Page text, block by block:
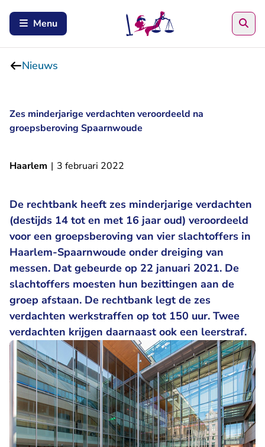
Menu
Nieuws
Zes minderjarige verdachten veroordeeld na
groepsberoving Spaarnwoude
Haarlem | 3 februari 2022
De rechtbank heeft zes minderjarige verdachten
(destijds 14 tot en met 16 jaar oud) veroordeeld
voor een groepsberoving van vier slachtoffers in
Haarlem-Spaarnwoude onder dreiging van
messen. Dat gebeurde op 22 januari 2021. De
slachtoffers moesten hun bezittingen aan de
groep afstaan. De rechtbank legt de zes
verdachten werkstraffen op tot 150 uur. Twee
verdachten krijgen daarnaast ook een leerstraf.